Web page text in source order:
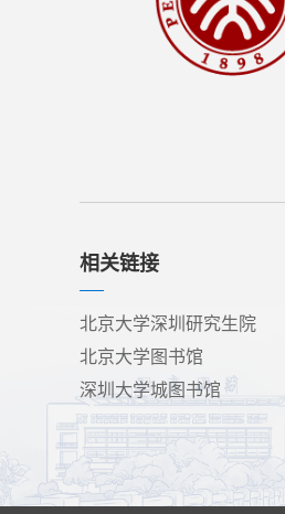
相关链接
北京大学深圳研究生院
北京大学图书馆
深圳大学城图书馆